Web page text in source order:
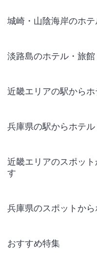
城崎・山陰海岸のホ
淡路島のホテル・旅
近畿エリアの駅から
兵庫県の駅からホテ
近畿エリアのスポッ
す
兵庫県のスポットか
おすすめ特集